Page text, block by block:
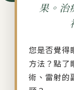
果。治
您是否覺得
方法？點了
術、雷射的